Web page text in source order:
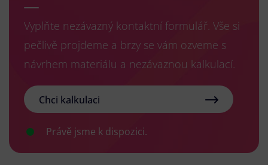
Vyplňte nezávazný kontaktní formulář. Vše si
pečlivě projdeme a brzy se vám ozveme s
návrhem materiálu a nezávaznou kalkulací.
Chci kalkulaci
Právě jsme k dispozici.